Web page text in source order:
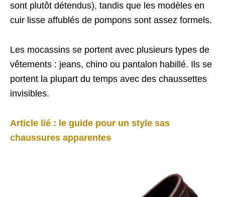
sont plutôt détendus), tandis que les modèles en
cuir lisse affublés de pompons sont assez formels.
Les mocassins se portent avec plusieurs types de
vêtements : jeans, chino ou pantalon habillé. Ils se
portent la plupart du temps avec des chaussettes
invisibles.
Article lié : le guide pour un style sas
chaussures apparentes